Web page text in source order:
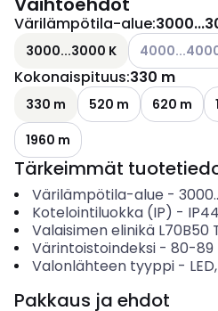
Värilämpötila-alue:
3000...3000 K Katso
Kokonaispituus:330 m
330 m 520 m 620 m
1960 m
Tärkeimmät
Värilämpötila-alue -
Kotelointiluokka (IP) - IP44
Valaisimen elinikä L70B50
Värintoistoindeksi- 80-89
Valonlähteen tyyppi-
Pakkaus ja ehdot